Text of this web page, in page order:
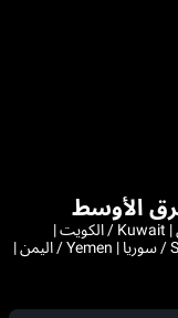
Bahrain / البحرين | Iraq / العراق | Jordan / الأردن | Kuwait / الكويت |
Lebanon / لبنان | Saudi Arabia / السعودية | Syria / سوريا | Yemen / اليمن |